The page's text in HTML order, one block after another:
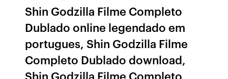
Shin Godzilla Filme Completo
Dublado online legendado em
portugues, Shin Godzilla Filme
Completo Dublado download,
Shin Godzilla Filme Completo